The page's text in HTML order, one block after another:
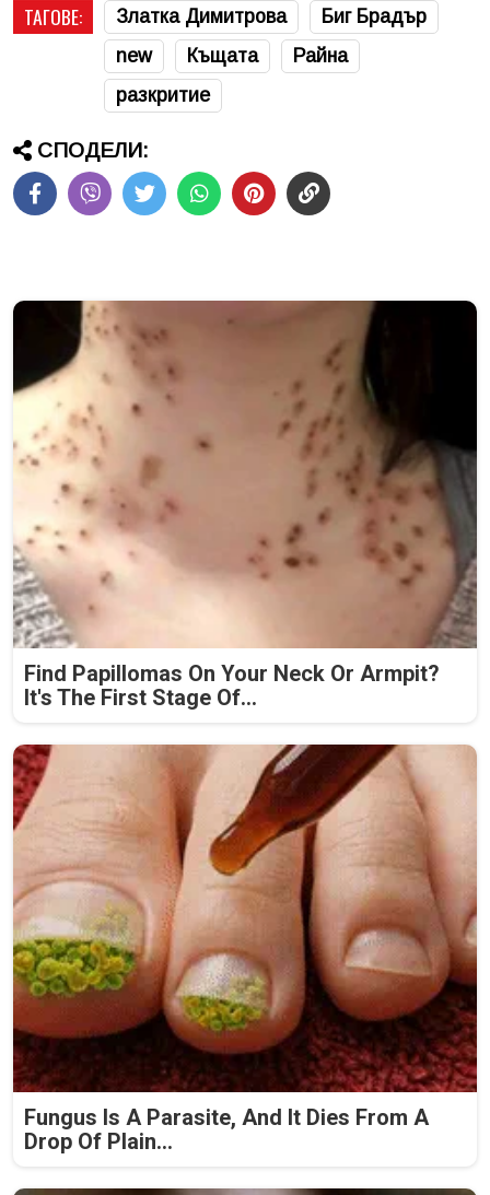
ТАГОВЕ: Златка Димитрова
Биг Брадър
new
Къщата
Райна
разкритие
СПОДЕЛИ:
Find Papillomas On Your Neck Or Armpit?
It's The First Stage Of...
Fungus Is A Parasite, And It Dies From A
Drop Of Plain...